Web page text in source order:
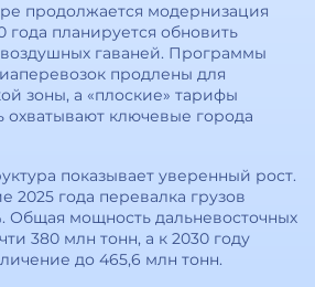
продолжается модернизация
года планируется обновить
гаваней. Программы
продлены для
зоны, а «плоские» тарифы
охватывают ключевые города
показывает уверенный рост.
2025 года перевалка грузов
Общая мощность дальневосточных
380 млн тонн, а к 2030 году
до 465,6 млн тонн.